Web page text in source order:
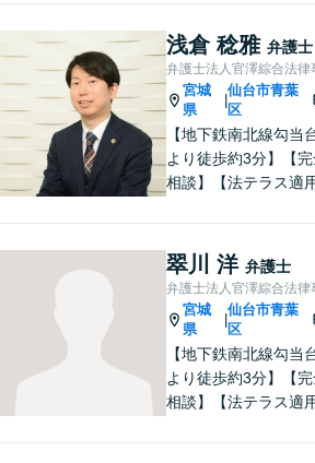
を上げられない方々
て暮らせるよう少し
なりたいと思ってい
律問題でお困りの方
にご相談ください。
浅倉 稔雅 弁護士
弁護士法人官澤綜合法律
宮城
県
|
仙台市青葉
区
【地下鉄南北線勾当
より徒歩約3分】【
相談】【法テラス適
けております。法律
困りの方はお気軽に
ださい。
翠川 洋 弁護士
弁護士法人官澤綜合法律
宮城
県
|
仙台市青葉
区
【地下鉄南北線勾当
より徒歩約3分】【
相談】【法テラス適
争解決を目指す一方